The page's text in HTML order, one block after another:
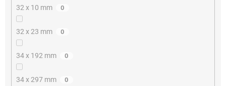
32 x 10 mm 0
32 x 23 mm 0
34 x 192 mm 0
34 x 297 mm 0